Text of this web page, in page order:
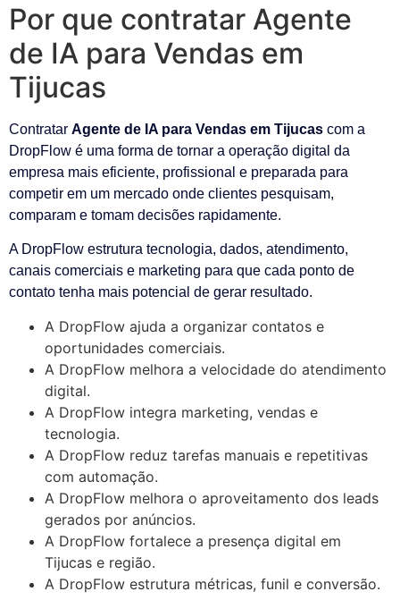
Por que contratar Agente
de IA para Vendas em
Tijucas
Contratar Agente de IA para Vendas em Tijucas com a
DropFlow é uma forma de tornar a operação digital da
empresa mais eficiente, profissional e preparada para
competir em um mercado onde clientes pesquisam,
comparam e tomam decisões rapidamente.
A DropFlow estrutura tecnologia, dados, atendimento,
canais comerciais e marketing para que cada ponto de
contato tenha mais potencial de gerar resultado.
A DropFlow ajuda a organizar contatos e
oportunidades comerciais.
A DropFlow melhora a velocidade do atendimento
digital.
A DropFlow integra marketing, vendas e
tecnologia.
A DropFlow reduz tarefas manuais e repetitivas
com automação.
A DropFlow melhora o aproveitamento dos leads
gerados por anúncios.
A DropFlow fortalece a presença digital em
Tijucas e região.
A DropFlow estrutura métricas, funil e conversão.